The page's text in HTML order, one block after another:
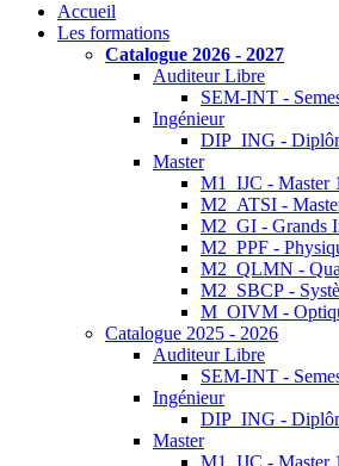
Accueil
Les formations
Catalogue 2026 - 2027
Auditeur Libre
SEM-INT -
Ingénieur
DIP_ING -
Master
M1_IJC - Master
M2_ATSI -
M2_GI - Grands
M2_PPF -
M2_QLMN -
M2_SBCP -
M_OIVM -
Catalogue 2025 - 2026
Auditeur Libre
SEM-INT -
Ingénieur
DIP_ING -
Master
M1_IJC - Master